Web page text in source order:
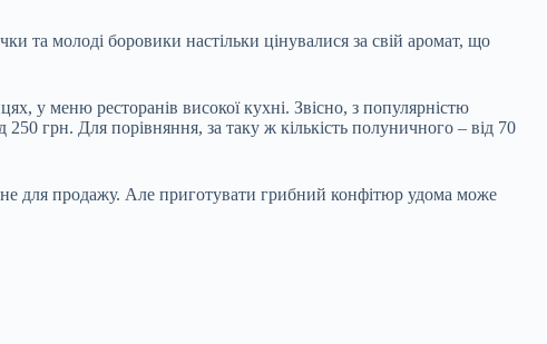
та молоді боровики настільки цінувалися за свій аромат, що
у меню ресторанів високої кухні. Звісно, з популярністю
грн. Для порівняння, за таку ж кількість полуничного – від 70
для продажу. Але приготувати грибний конфітюр удома може